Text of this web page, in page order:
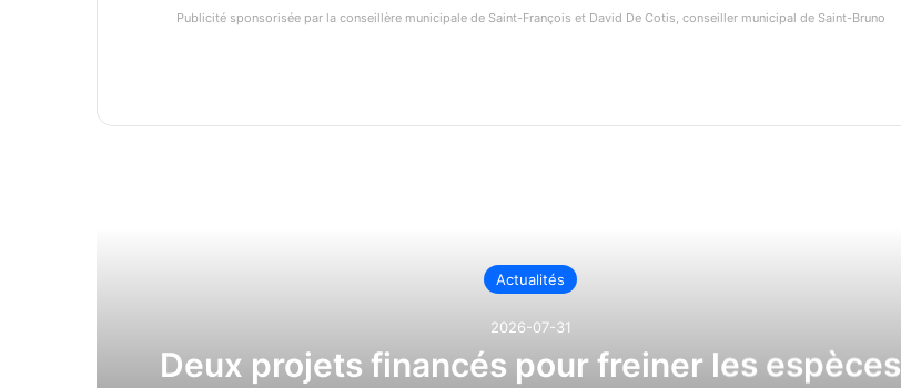
Publicité sponsorisée par la conseillère municipale de Saint-François et David De Cotis, conseiller municipal de Saint-Bruno
Actualités
2026-07-31
Deux projets financés pour freiner les espèces